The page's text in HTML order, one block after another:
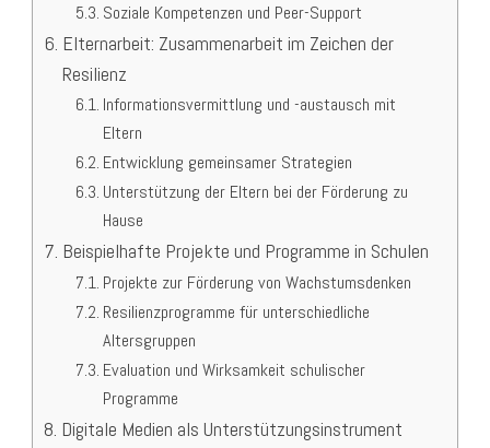
Soziale Kompetenzen und Peer-Support
Elternarbeit: Zusammenarbeit im Zeichen der
Resilienz
Informationsvermittlung und -austausch mit
Eltern
Entwicklung gemeinsamer Strategien
Unterstützung der Eltern bei der Förderung zu
Hause
Beispielhafte Projekte und Programme in Schulen
Projekte zur Förderung von Wachstumsdenken
Resilienzprogramme für unterschiedliche
Altersgruppen
Evaluation und Wirksamkeit schulischer
Programme
Digitale Medien als Unterstützungsinstrument